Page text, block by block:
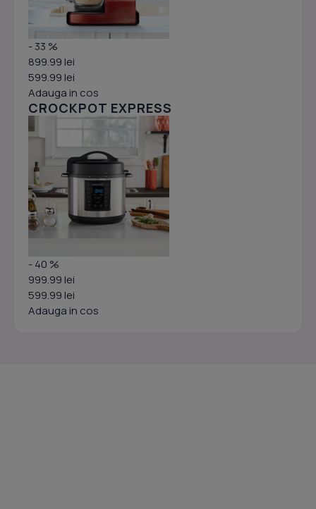
- 33 %
899.99 lei
599.99 lei
Adauga in cos
CROCKPOT EXPRESS
- 40 %
999.99 lei
599.99 lei
Adauga in cos